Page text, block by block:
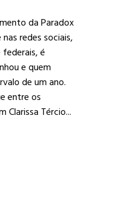
da Paradox
redes sociais,
é
e quem
de um ano.
entre os
Clarissa Tércio...